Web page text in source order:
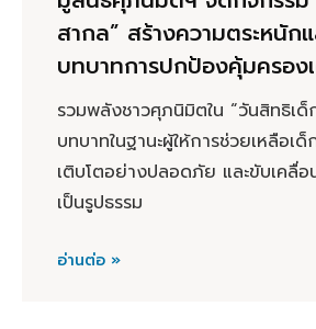
สากล” สร้างความตระหนักแ
บทบาทการปกป้องคุ้มครอง
รวมพลังชาวศุภนิมิตใน “วันสิทธิเ
บทบาทในฐานะผู้ให้การช่วยเหลือเ
เติบโตอย่างปลอดภัย และขับเคลื่
เป็นรูปธรรม
อ่านต่อ »